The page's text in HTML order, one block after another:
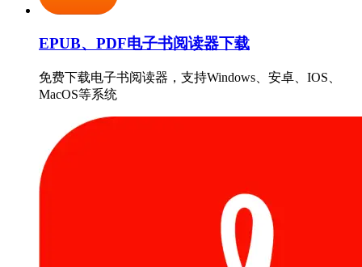
EPUB、PDF电子书阅读器下载
免费下载电子书阅读器，支持Windows、安卓、IOS、
MacOS等系统